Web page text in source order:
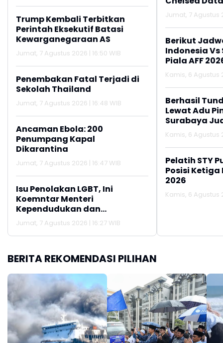
Trump Kembali Terbitkan
Perintah Eksekutif Batasi
Kewarganegaraan AS
Jumat, 7 Agustus 2026 | 16:50 WIB
Penembakan Fatal Terjadi di
Sekolah Thailand
Jumat, 7 Agustus 2026 | 16:48 WIB
Ancaman Ebola: 200
Penumpang Kapal
Dikarantina
Jumat, 7 Agustus 2026 | 16:47 WIB
Isu Penolakan LGBT, Ini
Koemntar Menteri
Kependudukan dan
Pembangunan Keluarga
Jumat, 7 Agustus 2026 | 16:27 WIB
Jumat, 7 Agustus
Berikut
Indonesia
Piala AFF
Kamis, 6 Agustus
Berhasil
Lewat Adu
Surabaya
2026
Kamis, 6 Agustus
Pelatih STY
Posisi Ketiga
2026
Kamis, 6 Agustus
BERITA REKOMENDASI PILIHAN